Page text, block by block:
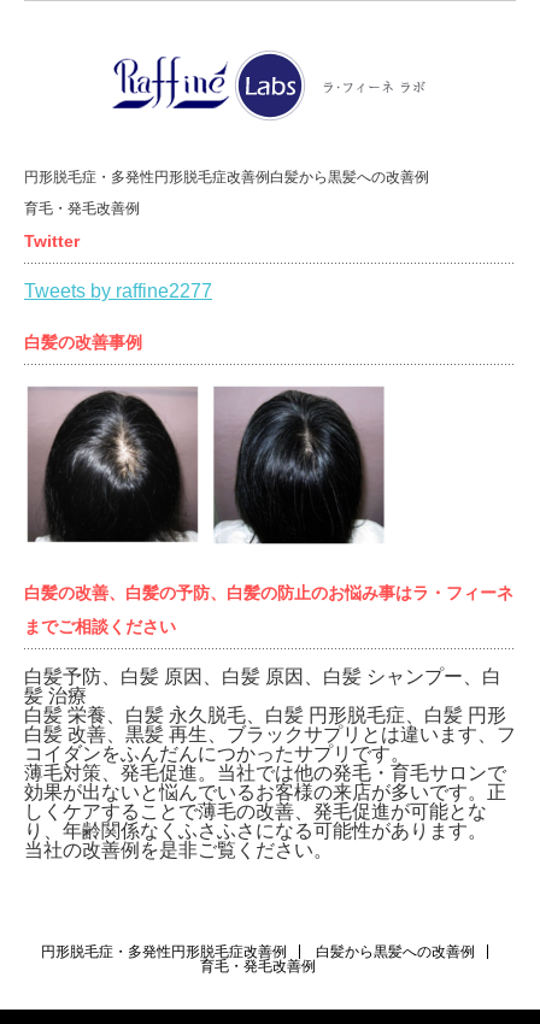
円形脱毛症・多発性円形脱毛症改善例白髪から黒髪への改善例
育毛・発毛改善例
Twitter
Tweets by raffine2277
白髪の改善事例
白髪の改善、白髪の予防、白髪の防止のお悩み事はラ・フィーネ
までご相談ください
白髪予防、白髪 原因、白髪 原因、白髪 シャンプー、白
髪 治療
白髪 栄養、白髪 永久脱毛、白髪 円形脱毛症、白髪 円形
白髪 改善、黒髪 再生、ブラックサプリとは違います、フ
コイダンをふんだんにつかったサプリです。
薄毛対策、発毛促進。当社では他の発毛・育毛サロンで
効果が出ないと悩んでいるお客様の来店が多いです。正
しくケアすることで薄毛の改善、発毛促進が可能とな
り、年齢関係なくふさふさになる可能性があります。
当社の改善例を是非ご覧ください。
円形脱毛症・多発性円形脱毛症改善例
白髪から黒髪への改善例
育毛・発毛改善例